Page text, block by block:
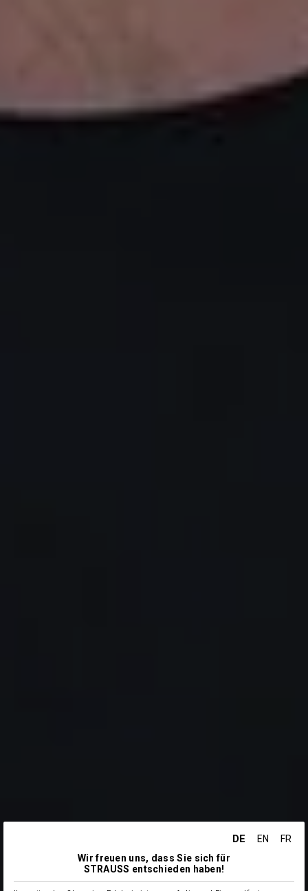
DE EN
FR
Wir freuen uns, dass Sie sich für
STRAUSS entschieden haben!